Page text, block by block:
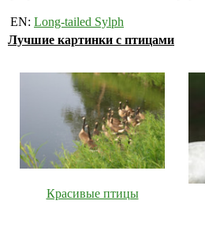
EN: Long-tailed Sylph
Лучшие картинки с птицами
Красивые птицы